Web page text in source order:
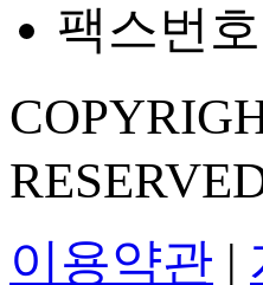
팩스번
이용약관 |